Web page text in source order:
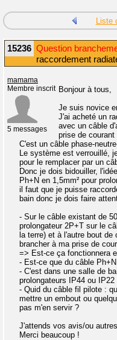
Liste
15236 Question
raccordement
mamama
Membre inscrit
5 messages
Bonjour à tous,
Je suis novice
J'ai acheté un
avec un câble
prise de
C'est un câble phase-
Le système est verrouillé,
pour le remplacer par un
Donc je dois bidouiller,
Ph+N en 1,5mm² pour
il faut que je puisse
bain donc je dois faire
- Sur le câble existant de
prolongateur 2P+T sur le
la terre) et à l'autre bout
brancher à ma prise de
=> Est-ce ça fonctionnera
- Est-ce que du câble
- C'est dans une salle de
prolongateurs IP44 ou
- Quid du câble fil pilote :
mettre un embout ou
pas m'en servir ?
J'attends vos avis/ou
Merci beaucoup !